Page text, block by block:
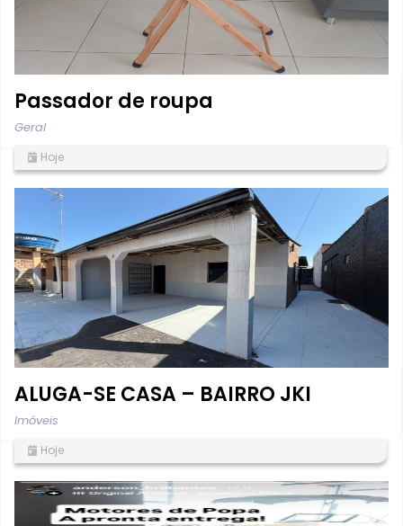
Passador de roupa
Geral
Hoje
ALUGA-SE CASA – BAIRRO JKI
Imóveis
Hoje